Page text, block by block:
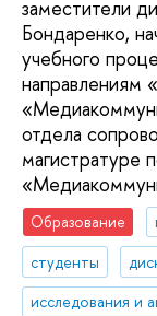
заместители
Бондаренко,
учебного
направлениям
отдела
магистратуре
Образование
студенты
исследования и